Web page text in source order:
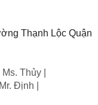
Thạnh Lộc Quận
Thủy |
Định |